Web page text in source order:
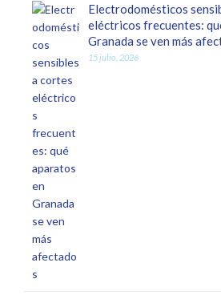
Electrodomésticos
eléctricos frecuentes:
Granada se ven más
15 julio, 2026